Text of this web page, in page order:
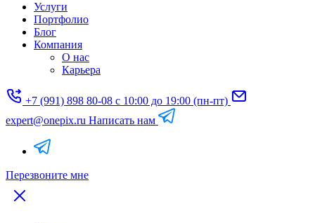
Услуги
Портфолио
Блог
Компания
О нас
Карьера
+7 (991) 898 80-08 с 10:00 до 19:00 (пн-пт)
expert@onepix.ru Написать нам
Перезвоните мне